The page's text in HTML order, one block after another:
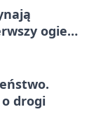
ogień
drogi